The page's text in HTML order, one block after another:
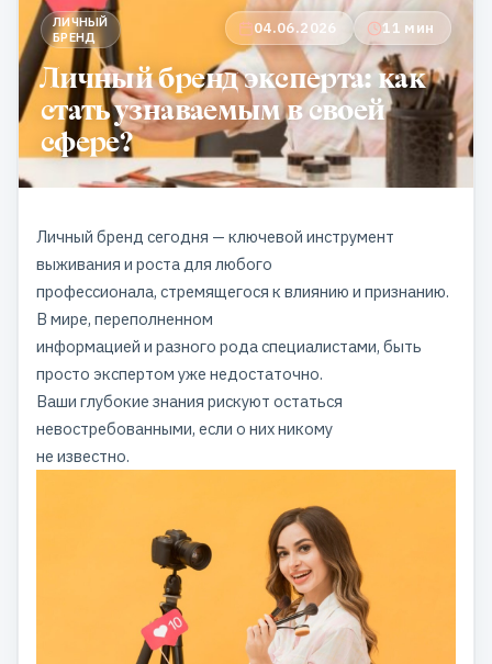
ЛИЧНЫЙ
БРЕНД
04.06.2026 11 мин
Личный бренд эксперта: как
стать узнаваемым в своей
сфере?
Личный бренд сегодня — ключевой инструмент
выживания и роста для любого
профессионала, стремящегося к влиянию и признанию.
В мире, переполненном
информацией и разного рода специалистами, быть
просто экспертом уже недостаточно.
Ваши глубокие знания рискуют остаться
невостребованными, если о них никому
не известно.